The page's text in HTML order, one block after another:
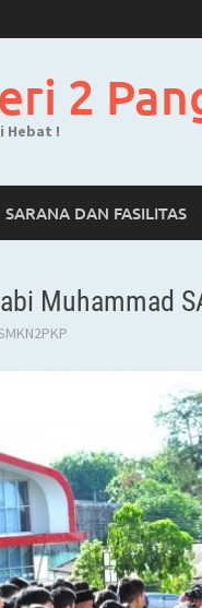
2
Hebat !
SARANA DAN FASILITAS
Muhammad